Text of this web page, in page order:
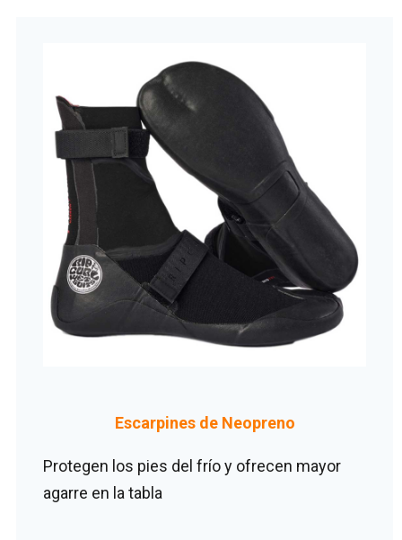
Escarpines de Neopreno
Protegen los pies del frío y ofrecen mayor
agarre en la tabla